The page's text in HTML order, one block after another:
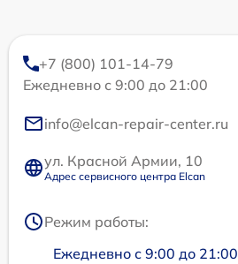
+7 (800) 101-14-79
Ежедневно с 9:00 до 21:00
info@elcan-repair-center.ru
ул. Красной Армии, 10
Адрес сервисного центра Elcan
Режим работы:
Ежедневно с 9:00 до 21:00